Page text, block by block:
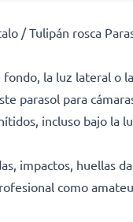
/ Tulipán rosca
la luz lateral o
parasol para
incluso bajo la
impactos, huellas
como